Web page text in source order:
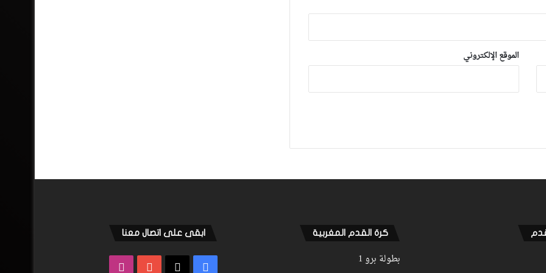
الموقع الإلكتروني
كرة القدم المغربية
بطولة برو 1
ابقى على اتصال معنا
فيسبوك ‫YouTube